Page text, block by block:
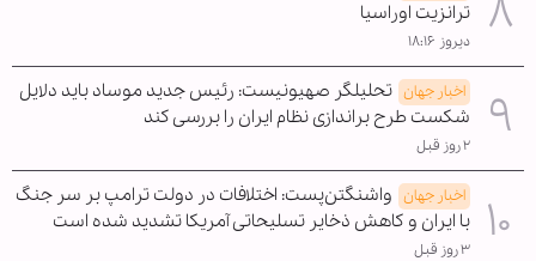
ترانزیت اوراسیا
دیروز ۱۸:۱۶
اخبار جهان تحلیلگر صهیونیست: رئیس جدید موساد باید دلایل
شکست طرح براندازی نظام ایران را بررسی کند
۲ روز قبل
اخبار جهان واشنگتن‌پست: اختلافات در دولت ترامپ بر سر جنگ
با ایران و کاهش ذخایر تسلیحاتی آمریکا تشدید شده است
۳ روز قبل